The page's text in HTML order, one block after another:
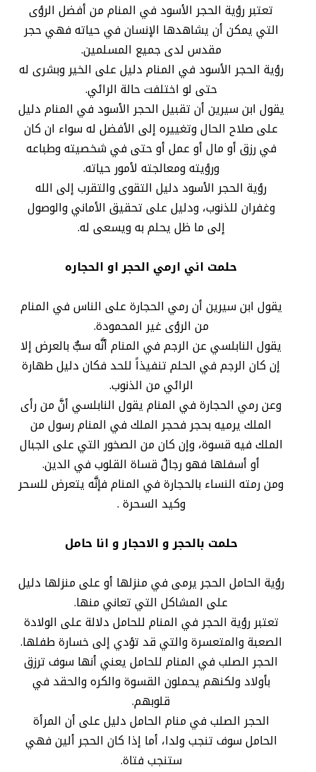
تعتبر رؤية الحجر الأسود في المنام من أفضل الرؤى
التي يمكن أن يشاهدها الإنسان في حياته فهي حجر
مقدس لدى جميع المسلمين.
رؤية الحجر الأسود في المنام دليل على الخير وبشرى له
حتى لو اختلفت حالة الرائي.
يقول ابن سيرين أن تقبيل الحجر الأسود في المنام دليل
على صلاح الحال وتغييره إلى الأفضل له سواء ان كان
في رزق أو مال أو عمل أو حتى في شخصيته وطباعه
ورؤيته ومعالجته لأمور حياته.
رؤية الحجر الأسود دليل التقوى والتقرب إلى الله
وغفران للذنوب، ودليل على تحقيق الأماني والوصول
إلى ما ظل يحلم به ويسعى له.
حلمت اني ارمي الحجر او الحجاره
يقول ابن سيرين أن رمي الحجارة على الناس في المنام
من الرؤى غير المحمودة.
يقول النابلسي عن الرجم في المنام أنَّه سبٌّ بالعرض إلا
إن كان الرجم في الحلم تنفيذاً للحد فكان دليل طهارة
الرائي من الذنوب.
وعن رمي الحجارة في المنام يقول النابلسي أنَّ من رأى
الملك يرميه بحجر فحجر الملك في المنام رسول من
الملك فيه قسوة، وإن كان من الصخور التي على الجبال
أو أسفلها فهو رجالٌ قساة القلوب في الدين.
ومن رمته النساء بالحجارة في المنام فإنَّه يتعرض للسحر
وكيد السحرة .
حلمت بالحجر و الاحجار و انا حامل
رؤية الحامل الحجر يرمى في منزلها أو على منزلها دليل
على المشاكل التي تعاني منها.
تعتبر رؤية الحجر في المنام للحامل دلالة على الولادة
الصعبة والمتعسرة والتي قد تؤدي إلى خسارة طفلها.
الحجر الصلب في المنام للحامل يعني أنها سوف ترزق
بأولاد ولكنهم يحملون القسوة والكره والحقد في
قلوبهم.
الحجر الصلب في منام الحامل دليل على أن المرأة
الحامل سوف تنجب ولدا، أما إذا كان الحجر ألين فهي
ستنجب فتاة.